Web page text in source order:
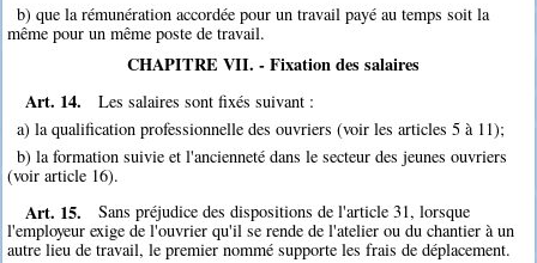
b) que la rémunération accordée pour un travail payé au temps soit la
même pour un même poste de travail.
CHAPITRE VII. - Fixation des salaires
Art. 14.
Les salaires sont fixés suivant :
a) la qualification professionnelle des ouvriers (voir les articles 5 à 11);
b) la formation suivie et l'ancienneté dans le secteur des jeunes ouvriers
(voir article 16).
Art. 15.
Sans préjudice des dispositions de l'article 31, lorsque
l'employeur exige de l'ouvrier qu'il se rende de l'atelier ou du chantier à un
autre lieu de travail, le premier nommé supporte les frais de déplacement.